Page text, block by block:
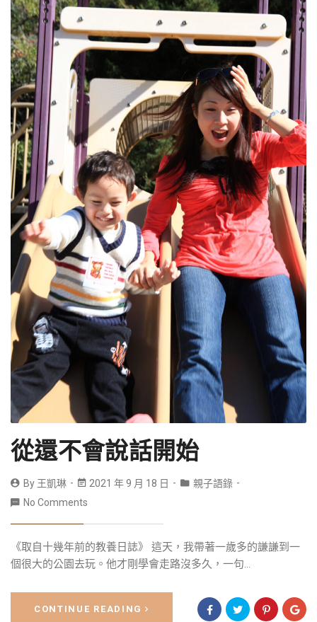
從還不會說話開始
By 王凱琳 2021 年 9 月 18 日
親子語錄
No Comments
《取自十幾年前的教養日誌》 這天，我帶著一歲多的謙謙到一
個很大的公園去玩。他才剛學會走路沒多久，一句...
CONTINUE READING